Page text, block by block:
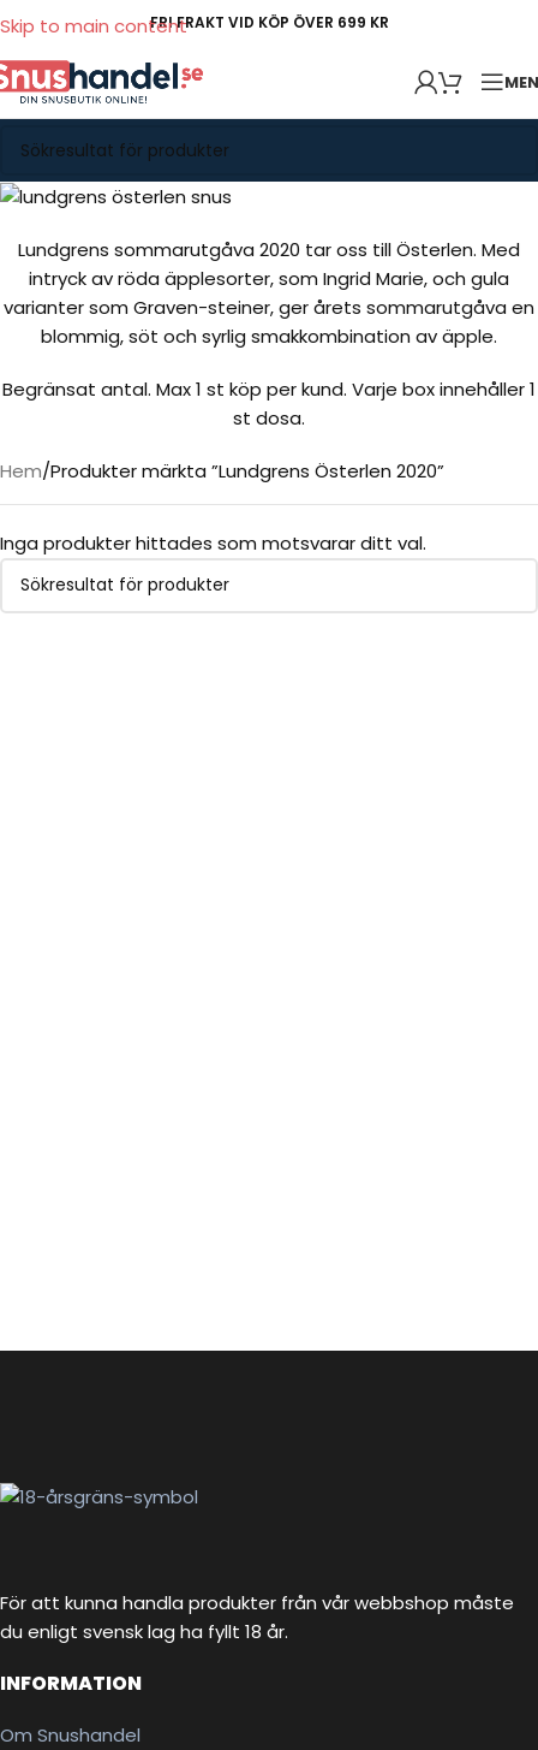
Skip to main contentFRI FRAKT VID KÖP ÖVER 699 KR
Lundgrens sommarutgåva 2020 tar oss till Österlen. Med
intryck av röda äpplesorter, som Ingrid Marie, och gula
varianter som Graven-steiner, ger årets sommarutgåva en
blommig, söt och syrlig smakkombination av äpple.
Begränsat antal. Max 1 st köp per kund. Varje box innehåller 1
st dosa.
Hem Produkter märkta ”Lundgrens Österlen 2020”
Inga produkter hittades som motsvarar ditt val.
För att kunna handla produkter från vår webbshop måste
du enligt svensk lag ha fyllt 18 år.
INFORMATION
Om Snushandel